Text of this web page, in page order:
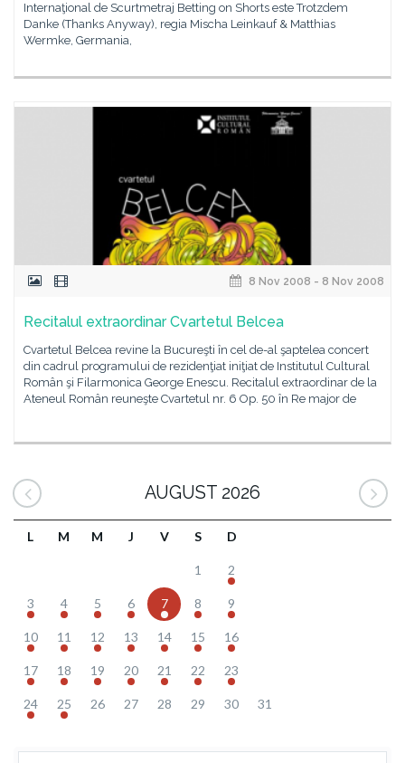
Internaţional de Scurtmetraj Betting on Shorts este Trotzdem
Danke (Thanks Anyway), regia Mischa Leinkauf & Matthias
Wermke, Germania,
8 Nov 2008 - 8 Nov 2008
Recitalul extraordinar Cvartetul Belcea
Cvartetul Belcea revine la Bucureşti în cel de-al şaptelea concert
din cadrul programului de rezidenţiat iniţiat de Institutul Cultural
Român şi Filarmonica George Enescu. Recitalul extraordinar de la
Ateneul Român reuneşte Cvartetul nr. 6 Op. 50 în Re major de
AUGUST 2026
L M M J V S D
1 2
3 4 5 6 7 8 9
10 11 12 13 14 15 16
17 18 19 20 21 22 23
24 25 26 27 28 29 30 31